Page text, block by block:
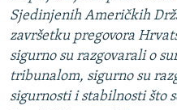
Sjedinjenih Američkih
završetku pregovora
sigurno su razgovarali o
tribunalom, sigurno su
sigurnosti i stabilnosti što